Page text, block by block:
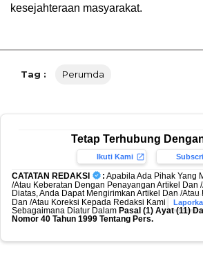
kesejahteraan masyarakat.
Tag : Perumda
Tetap Terhubung
Ikuti Kami
CATATAN REDAKSI : Apabila Ada Pihak Yang
/Atau Keberatan Dengan Penayangan Artikel Dan
Diatas, Anda Dapat Mengirimkan Artikel Dan /
Dan /Atau Koreksi Kepada Redaksi Kami
Sebagaimana Diatur Dalam Pasal (1) Ayat (11)
Nomor 40 Tahun 1999 Tentang Pers.